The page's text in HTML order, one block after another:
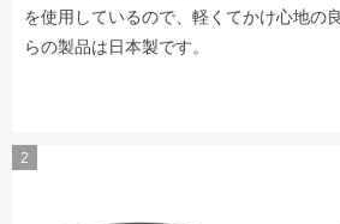
を使用しているので、軽くてかけ心地の
らの製品は日本製です。
2